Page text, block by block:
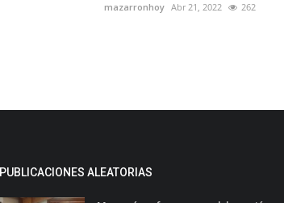
mazarronhoy Abr 21, 2022 262
PUBLICACIONES ALEATORIAS